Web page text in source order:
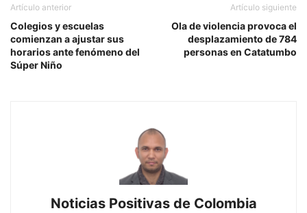
Artículo anterior
Colegios y escuelas
comienzan a ajustar sus
horarios ante fenómeno del
Súper Niño
Artículo siguiente
Ola de violencia provoca el
desplazamiento de 784
personas en Catatumbo
Noticias Positivas de Colombia